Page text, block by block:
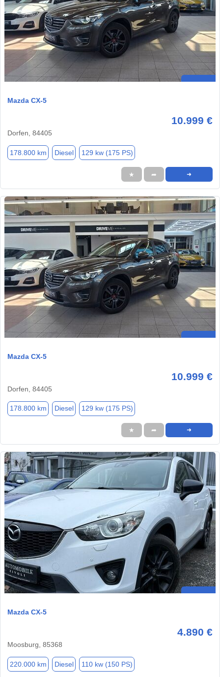
Mazda CX-5
10.999 €
Dorfen, 84405
178.800 km Diesel 129 kw (175 PS)
★ ➦ ➜
Mazda CX-5
10.999 €
Dorfen, 84405
178.800 km Diesel 129 kw (175 PS)
★ ➦ ➜
Mazda CX-5
4.890 €
Moosburg, 85368
220.000 km Diesel 110 kw (150 PS)